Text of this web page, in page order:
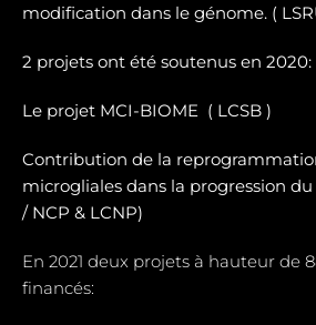
modification dans le génome. (
2 projets ont été soutenus en 2020:
Le projet MCI-BIOME ( LCSB )
Contribution de la
microgliales dans la progression
/ NCP & LCNP)
En 2021 deux projets à hauteur de
financés: